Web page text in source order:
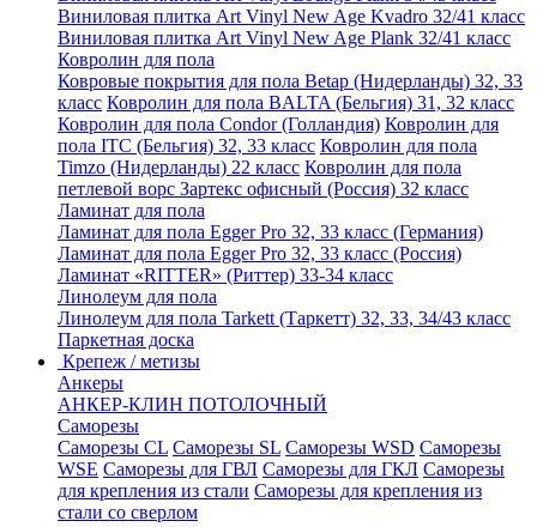
Виниловая плитка Art Vinyl New Age Kvadro 32/41 класс
Виниловая плитка Art Vinyl New Age Plank 32/41 класс
Ковролин для пола
Ковровые покрытия для пола Betap (Нидерланды) 32, 33
класс Ковролин для пола BALTA (Бельгия) 31, 32 класс
Ковролин для пола Condor (Голландия) Ковролин для
пола ITC (Бельгия) 32, 33 класс Ковролин для пола
Timzo (Нидерланды) 22 класс Ковролин для пола
петлевой ворс Зартекс офисный (Россия) 32 класс
Ламинат для пола
Ламинат для пола Egger Pro 32, 33 класс (Германия)
Ламинат для пола Egger Pro 32, 33 класс (Россия)
Ламинат «RITTER» (Риттер) 33-34 класс
Линолеум для пола
Линолеум для пола Tarkett (Таркетт) 32, 33, 34/43 класс
Паркетная доска
Крепеж / метизы
Анкеры
АНКЕР-КЛИН ПОТОЛОЧНЫЙ
Саморезы
Саморезы CL Саморезы SL Саморезы WSD Саморезы
WSE Саморезы для ГВЛ Саморезы для ГКЛ Саморезы
для крепления из стали Саморезы для крепления из
стали со сверлом